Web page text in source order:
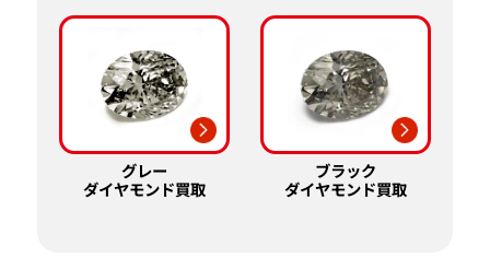
グレー
ダイヤモンド買取
ブラック
ダイヤモンド買取